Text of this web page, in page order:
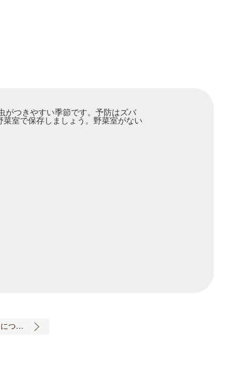
がつきやすい季節です。予防はズバ
室で保存しましょう。野菜室がない
年末年始の発送について